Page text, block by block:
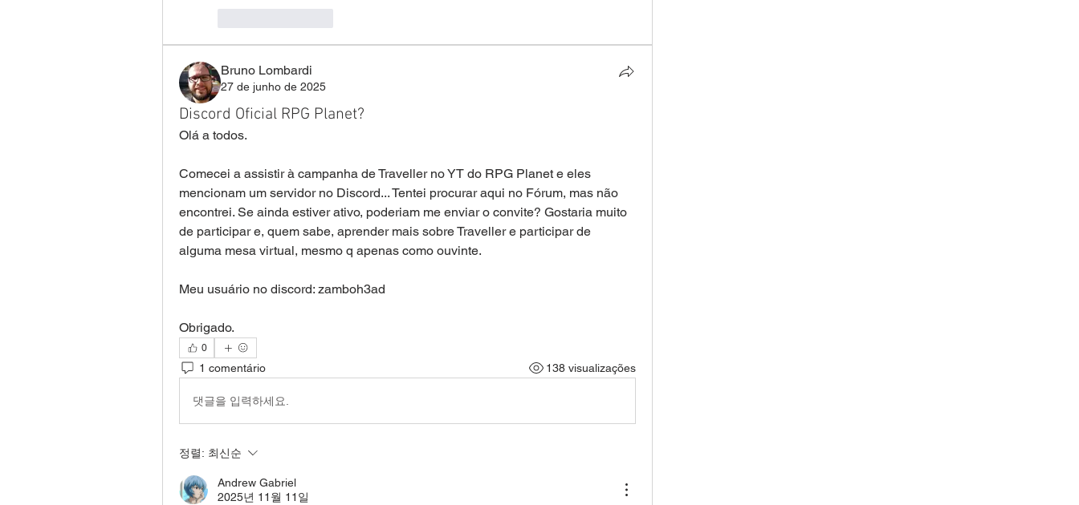
Bruno Lombardi
27 de junho de 2025
Discord Oficial RPG Planet?
Olá a todos.
Comecei a assistir à campanha de Traveller no YT do RPG Planet e eles
mencionam um servidor no Discord... Tentei procurar aqui no Fórum, mas não
encontrei. Se ainda estiver ativo, poderiam me enviar o convite? Gostaria muito
de participar e, quem sabe, aprender mais sobre Traveller e participar de
alguma mesa virtual, mesmo q apenas como ouvinte.
Meu usuário no discord: zamboh3ad
Obrigado.
0
1 comentário 138 visualizações
댓글을 입력하세요.
정렬: 최신순
Andrew Gabriel
2025년 11월 11일